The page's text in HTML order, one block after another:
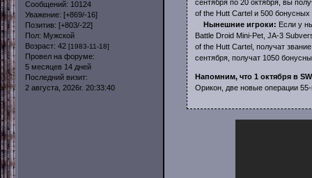
Сообщений: 10124
Уважение: [+869/-16]
Позитив: [+803/-22]
Пол: Мужской
Возраст: 42 [1983-11-18]
Провел на форуме:
5 месяцев 14 дней
Последний визит:
2 августа, 2026г. 20:33:40
сентября по 20 октября, вы
of the Hutt Cartel и 500 бонусных
Нынешние игроки: Если у
Battle Droid Mini-Pet, JA-3
of the Hutt Cartel, получат
сентября, получат 1050
Напомним, что 1 октября в
Орикон, две новые операции